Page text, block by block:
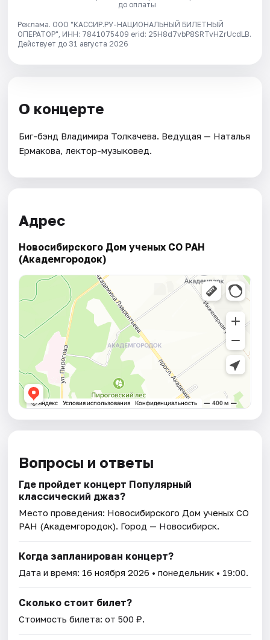
до оплаты
Реклама. ООО "КАССИР.РУ-НАЦИОНАЛЬНЫЙ БИЛЕТНЫЙ
ОПЕРАТОР", ИНН: 7841075409 erid: 25H8d7vbP8SRTvHZrUcdLB.
Действует до 31 августа 2026
О концерте
Биг-бэнд Владимира Толкачева. Ведущая — Наталья
Ермакова, лектор-музыковед.
Адрес
Новосибирского Дом ученых СО РАН
(Академгородок)
Вопросы и ответы
Где пройдет концерт Популярный
классический джаз?
Место проведения: Новосибирского Дом ученых СО
РАН (Академгородок). Город — Новосибирск.
Когда запланирован концерт?
Дата и время: 16 ноября 2026 • понедельник • 19:00.
Сколько стоит билет?
Стоимость билета: от 500 ₽.